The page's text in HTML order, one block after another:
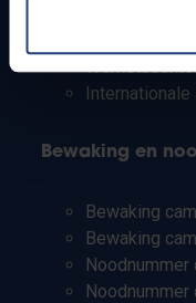
Bewaking en
Bewaking
Bewaking